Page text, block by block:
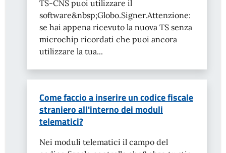
TS-CNS puoi utilizzare il
software&nbsp;Globo.Signer.Attenzione:
se hai appena ricevuto la nuova TS senza
microchip ricordati che puoi ancora
utilizzare la tua...
Come faccio a inserire un codice fiscale
straniero all'interno dei moduli
telematici?
Nei moduli telematici il campo del